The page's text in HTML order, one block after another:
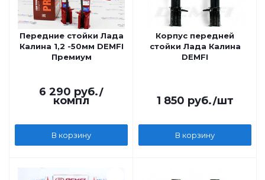
Передние стойки Лада
Калина 1,2 -50мм DEMFI
Премиум
6 290 руб./
компл
В корзину
Корпус передней
стойки Лада Калина
DEMFI
1 850 руб./шт
В корзину